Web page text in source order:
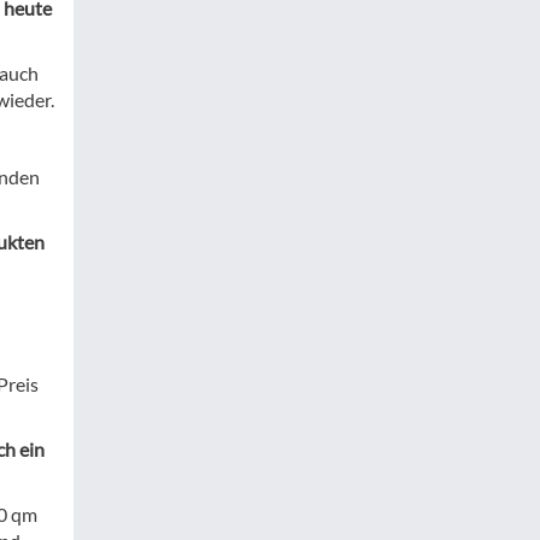
heute
ein
qm